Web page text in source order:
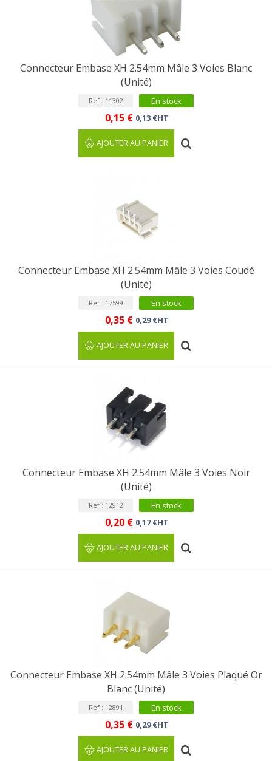
Connecteur Embase XH 2.54mm Mâle 3 Voies Blanc
(Unité)
Ref : 11302 En stock
0,15 € 0,13 €HT
AJOUTER AU PANIER
Connecteur Embase XH 2.54mm Mâle 3 Voies Coudé
(Unité)
Ref : 17599 En stock
0,35 € 0,29 €HT
AJOUTER AU PANIER
Connecteur Embase XH 2.54mm Mâle 3 Voies Noir
(Unité)
Ref : 12912 En stock
0,20 € 0,17 €HT
AJOUTER AU PANIER
Connecteur Embase XH 2.54mm Mâle 3 Voies Plaqué Or
Blanc (Unité)
Ref : 12891 En stock
0,35 € 0,29 €HT
AJOUTER AU PANIER